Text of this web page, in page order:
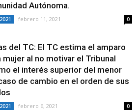
Autónoma.
febrero 11, 2021 0
del TC: El TC estima el amparo
mujer al no motivar el Tribunal
el interés superior del menor
de cambio en el orden de sus
febrero 6, 2021 0